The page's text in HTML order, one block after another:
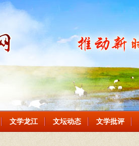
文学龙江 文坛动态 文学批评